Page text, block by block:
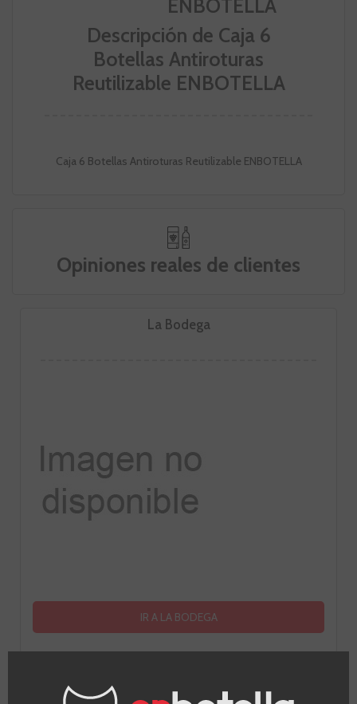
La Bodega
IR A LA BODEGA
Descripción de Caja 6
Botellas Antiroturas
Reutilizable ENBOTELLA
Caja 6 Botellas Antiroturas Reutilizable ENBOTELLA
Opiniones reales de clientes